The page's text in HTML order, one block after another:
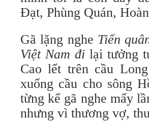
Đạt, Phùng Quán,
Gã lặng nghe Tiến
Việt Nam đi lại tưởng
Cao lết trên cầu
xuống cầu cho sông
từng kể gã nghe mấy
nhưng vì thương vợ,